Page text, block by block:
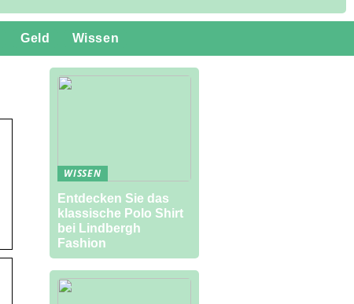
Geld Wissen
WISSEN
Entdecken Sie das
klassische Polo Shirt
bei Lindbergh
Fashion